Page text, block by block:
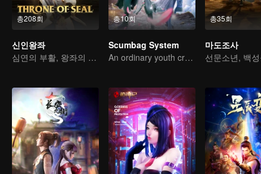
총208회
신인왕좌
심연의 부활, 왕좌의 도래
총10회
Scumbag System
An ordinary youth crossing as a villain into the book and abusing the hero!
총35회
마도조사